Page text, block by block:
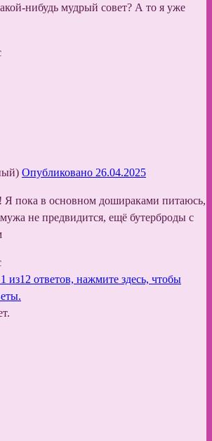
нибудь мудрый совет? А то я уже
Опубликовано 26.04.2025
Я пока в основном дошираками питаюсь,
не предвидится, ещё бутерброды с
из12 ответов, нажмите здесь, чтобы